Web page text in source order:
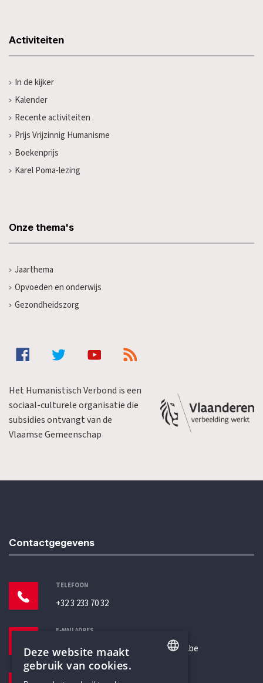
Activiteiten
In de kijker
Kalender
Recente activiteiten
Prijs Vrijzinnig Humanisme
Boekenprijs
Karel Poma-lezing
Onze thema's
Jaarthema
Opvoeden en onderwijs
Gezondheidszorg
Het Humanistisch Verbond is een
sociaal-culturele organisatie die
subsidies ontvangt van de
Vlaamse Gemeenschap
Contactgegevens
TELEFOON
+32 3 233 70 32
E-MAILADRES
secretariaat@humanistischverbond.be
Deze website maakt
gebruik van cookies.